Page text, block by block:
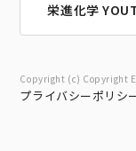
栄進化学
Copyright (c) Copyright
プライバシーポリシ